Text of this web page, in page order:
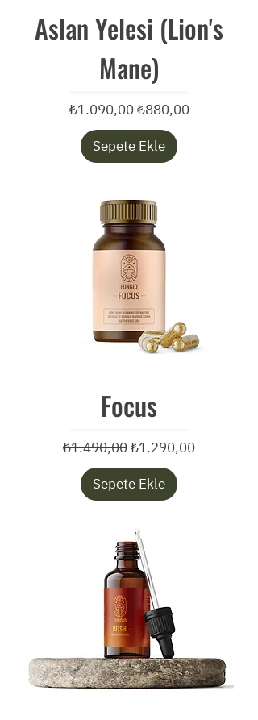
Aslan Yelesi (Lion's
Mane)
Normal Fiyat
₺1.090,00İndirimli Fiyat
₺880,00
Sepete Ekle
Focus
Normal Fiyat
₺1.490,00İndirimli Fiyat
₺1.290,00
Sepete Ekle